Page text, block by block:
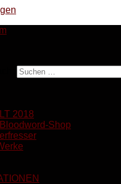
2018
Shop